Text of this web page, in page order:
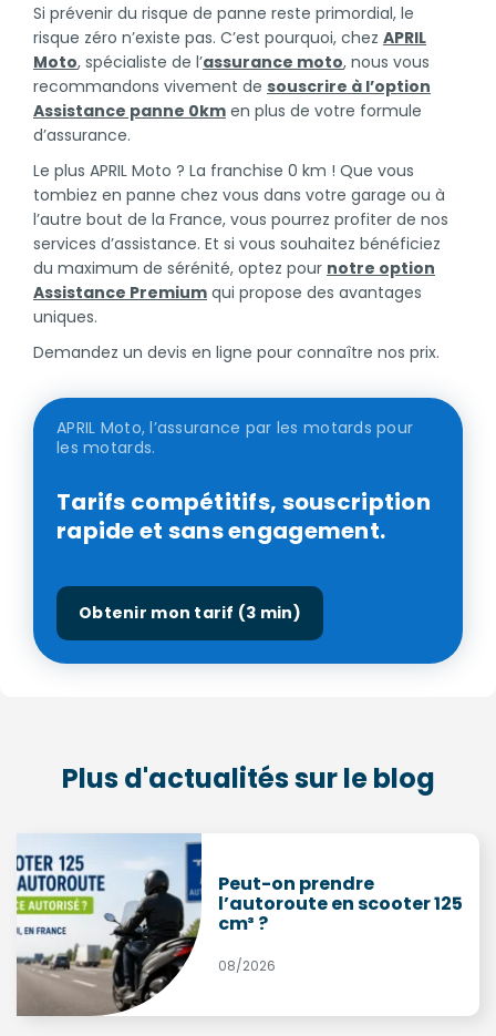
Si prévenir du risque de panne reste primordial, le
risque zéro n’existe pas. C’est pourquoi, chez APRIL
Moto, spécialiste de l’assurance moto, nous vous
recommandons vivement de souscrire à l’option
Assistance panne 0km en plus de votre formule
d’assurance.
Le plus APRIL Moto ? La franchise 0 km ! Que vous
tombiez en panne chez vous dans votre garage ou à
l’autre bout de la France, vous pourrez profiter de nos
services d’assistance. Et si vous souhaitez bénéficiez
du maximum de sérénité, optez pour notre option
Assistance Premium qui propose des avantages
uniques.
Demandez un devis en ligne pour connaître nos prix.
APRIL Moto, l’assurance par les motards pour
les motards.
Tarifs compétitifs, souscription
rapide et sans engagement.
Obtenir mon tarif (3 min)
Plus d'actualités sur le blog
Peut-on prendre
l’autoroute en scooter 125
cm³ ?
08/2026